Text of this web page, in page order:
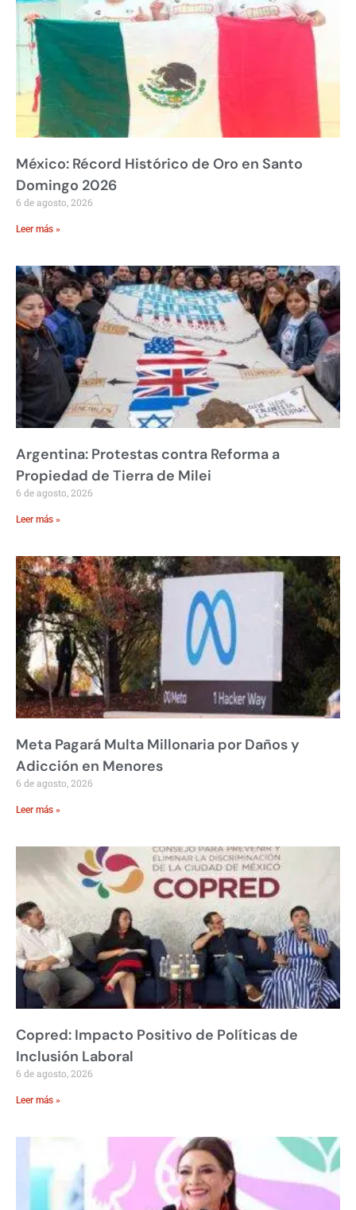
México: Récord Histórico de Oro en Santo
Domingo 2026
6 de agosto, 2026
Leer más »
Argentina: Protestas contra Reforma a
Propiedad de Tierra de Milei
6 de agosto, 2026
Leer más »
Meta Pagará Multa Millonaria por Daños y
Adicción en Menores
6 de agosto, 2026
Leer más »
Copred: Impacto Positivo de Políticas de
Inclusión Laboral
6 de agosto, 2026
Leer más »